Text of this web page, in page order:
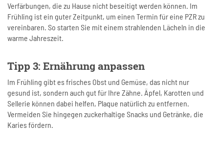
Verfärbungen, die zu Hause nicht beseitigt werden können. Im
Frühling ist ein guter Zeitpunkt, um einen Termin für eine PZR zu
vereinbaren. So starten Sie mit einem strahlenden Lächeln in die
warme Jahreszeit.
Tipp 3: Ernährung anpassen
Im Frühling gibt es frisches Obst und Gemüse, das nicht nur
gesund ist, sondern auch gut für Ihre Zähne. Äpfel, Karotten und
Sellerie können dabei helfen, Plaque natürlich zu entfernen.
Vermeiden Sie hingegen zuckerhaltige Snacks und Getränke, die
Karies fördern.